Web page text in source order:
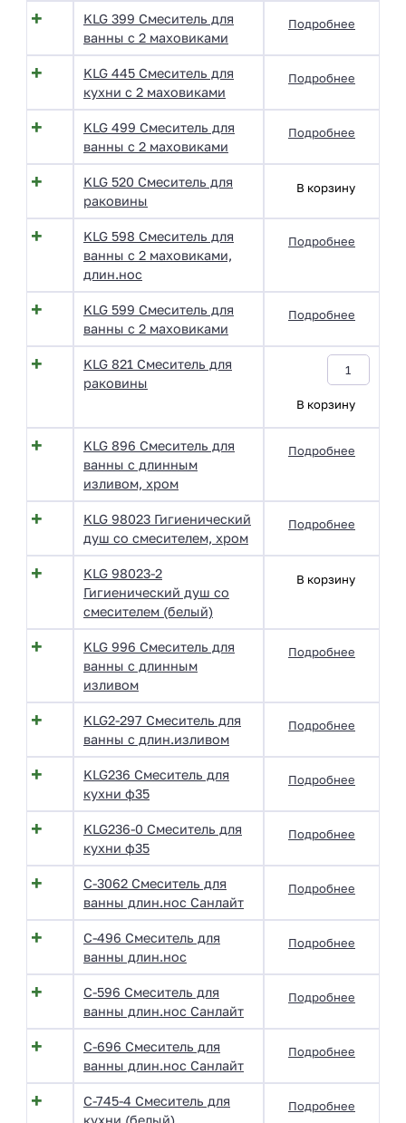
KLG 399 Смеситель для
ванны с 2 маховиками
Подробнее
KLG 445 Смеситель для
кухни с 2 маховиками
Подробнее
KLG 499 Смеситель для
ванны с 2 маховиками
Подробнее
KLG 520 Смеситель для
раковины
В корзину
KLG 598 Смеситель для
ванны с 2 маховиками,
длин.нос
Подробнее
KLG 599 Смеситель для
ванны с 2 маховиками
Подробнее
KLG 821 Смеситель для
раковины
В корзину
KLG 896 Смеситель для
ванны с длинным
изливом, хром
Подробнее
KLG 98023 Гигиенический
душ со смесителем, хром
Подробнее
KLG 98023-2
Гигиенический душ со
смесителем (белый)
В корзину
KLG 996 Смеситель для
ванны с длинным
изливом
Подробнее
KLG2-297 Смеситель для
ванны с длин.изливом
Подробнее
KLG236 Смеситель для
кухни ф35
Подробнее
KLG236-0 Смеситель для
кухни ф35
Подробнее
С-3062 Смеситель для
ванны длин.нос Санлайт
Подробнее
С-496 Смеситель для
ванны длин.нос
Подробнее
С-596 Смеситель для
ванны длин.нос Санлайт
Подробнее
С-696 Смеситель для
ванны длин.нос Санлайт
Подробнее
С-745-4 Смеситель для
Подробнее